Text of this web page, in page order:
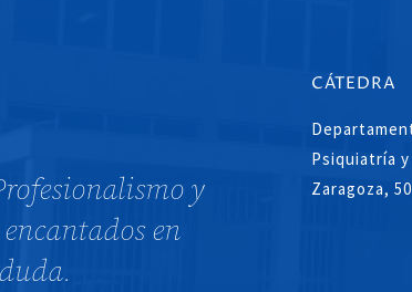
y
en
CÁTEDRA
Psiquiatría
Zaragoza,